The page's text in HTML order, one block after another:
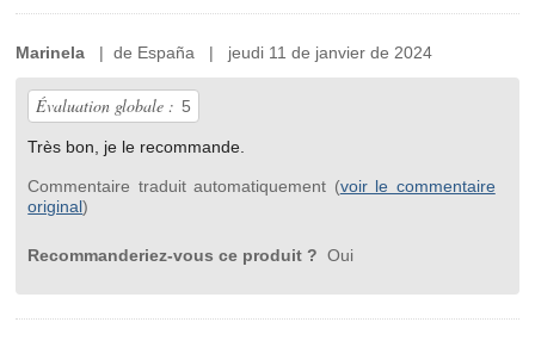
Marinela | de España | jeudi 11 de janvier de 2024
Évaluation globale : 5
Très bon, je le recommande.
Commentaire traduit automatiquement (voir le commentaire
original)
Recommanderiez-vous ce produit ? Oui